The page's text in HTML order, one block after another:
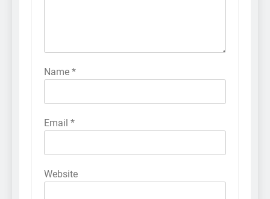
Name *
Email *
Website